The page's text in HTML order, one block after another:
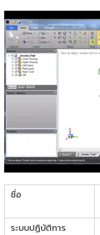
ชื่อ
ระบบปฏิบัติการ